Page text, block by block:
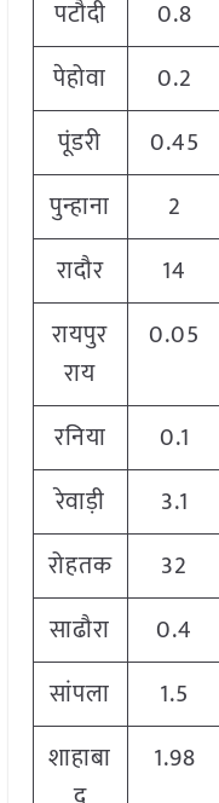
पटौदी
0.8
पेहोवा
0.2
पूंडरी
0.45
पुन्हाना
2
रादौर
14
रायपुर
राय
0.05
रनिया 0.1
रेवाड़ी
3.1
रोहतक
32
साढौरा
0.4
सांपला
1.5
शाहाबा
1.98